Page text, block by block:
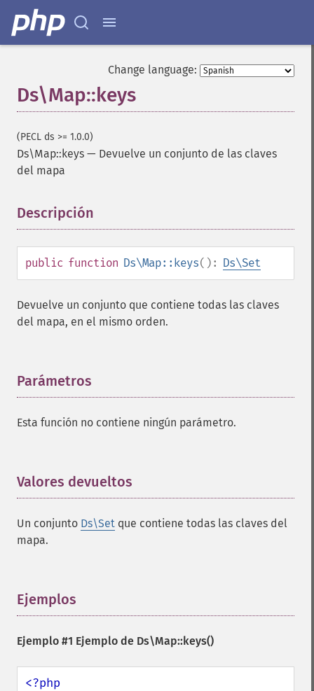
Change language:
Ds\Map::keys
(PECL ds >= 1.0.0)
Ds\Map::keys — Devuelve un conjunto de las claves
del mapa
Descripción
public function Ds\Map::keys(): Ds\Set
Devuelve un conjunto que contiene todas las claves
del mapa, en el mismo orden.
Parámetros
Esta función no contiene ningún parámetro.
Valores devueltos
Un conjunto Ds\Set que contiene todas las claves del
mapa.
Ejemplos
Ejemplo #1 Ejemplo de Ds\Map::keys()
<?php